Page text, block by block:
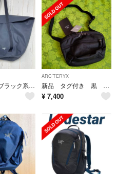
【OneSize ブラック系】 Arcteryx ( アークテリクス ) グランヴィル 30 キャリーオール バッグ Granville 30 Carryall Bag ナイロン バッグ ストレージ トートバッグ
ARC'TERYX
新品 タグ付き 黒 ブラック アークテリクス マンティス 1 ウエストパック X000009234 ビームス購入
¥ 7,400